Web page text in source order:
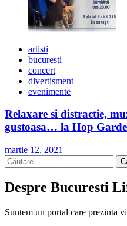
artisti
bucuresti
concert
divertisment
evenimente
Relaxare si distractie,
gustoasa… la Hop
martie 12, 2021
Caută
după:
Despre Bucuresti
Suntem un portal care prezinta